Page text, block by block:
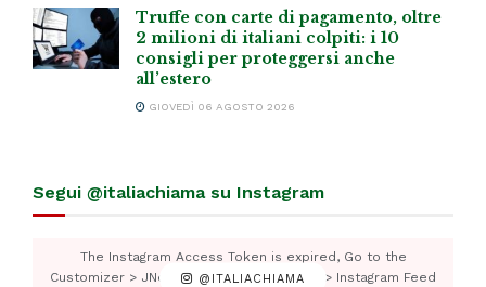
Truffe con carte di pagamento, oltre
2 milioni di italiani colpiti: i 10
consigli per proteggersi anche
all’estero
GIOVEDÌ 06 AGOSTO 2026
Segui @italiachiama su Instagram
@ITALIACHIAMA
The Instagram Access Token is expired, Go to the
Customizer > JNews : Social, Like & View > Instagram Feed